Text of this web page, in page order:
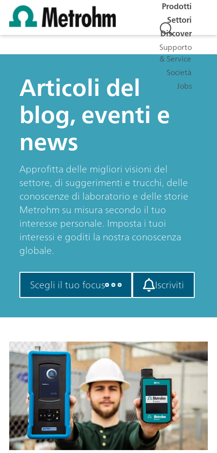
Prodotti
Settori
Discover
Supporto
& Service
Società
Jobs
Articoli del
blog, eventi e
news
Approfitta delle migliori visioni del
settore, di suggerimenti e trucchi, delle
conoscenze di laboratorio e delle storie
Metrohm su misura secondo il tuo
interesse personale. Imposta i tuoi
interessi e goditi la nostra conoscenza
globale.
Scegli il tuo focus Iscriviti